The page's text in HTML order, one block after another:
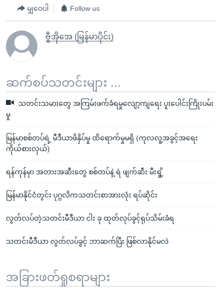
မျှဝေပါ Follow us
ဗွီအိုအေ (မြန်မာပိုင်း)
ဆက်စပ်သတင်းများ ...
သတင်းသမားတွေ အကြမ်းဖက်ခံရမှုလျော့ကျရေး ပူးပေါင်းကြိုးပမ်း
မှု
မြန်မာစစ်တပ်ရဲ့ မီဒီယာဖိနှိပ်မှု ထိရောက်မှုမရှိ (ကုလလူ့အခွင့်အရေး
ကိုယ်စားလှယ်)
ရန်ကုန်မှာ အတားအဆီးတွေ စစ်တပ်နဲ့ ရဲ ဖျက်ဆီး မီးရှို့
မြန်မာနိုင်ငံတွင်း ပုဂ္ဂလိကသတင်းစာအားလုံး ရပ်ဆိုင်း
လွတ်လပ်တဲ့သတင်းမီဒီယာ ငါး ခု ထုတ်လုပ်ခွင့်ရုပ်သိမ်းခံရ
သတင်းမီဒီယာ လွတ်လပ်ခွင့် ဘာဆက်ပြီး ဖြစ်လာနိုင်မလဲ
အခြားဖတ်ရှုစရာများ